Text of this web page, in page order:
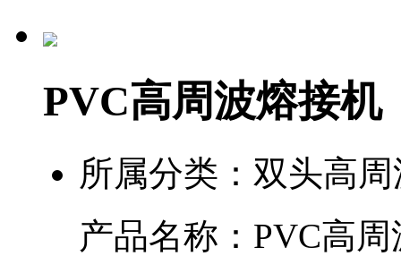
PVC高周波熔接机
所属分类： 双头高
产品名称： PVC高